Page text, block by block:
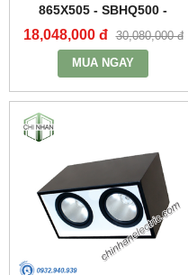
865X505 - SBHQ500 -
DUHAL
18,048,000 đ 30,080,000 đ
MUA NGAY